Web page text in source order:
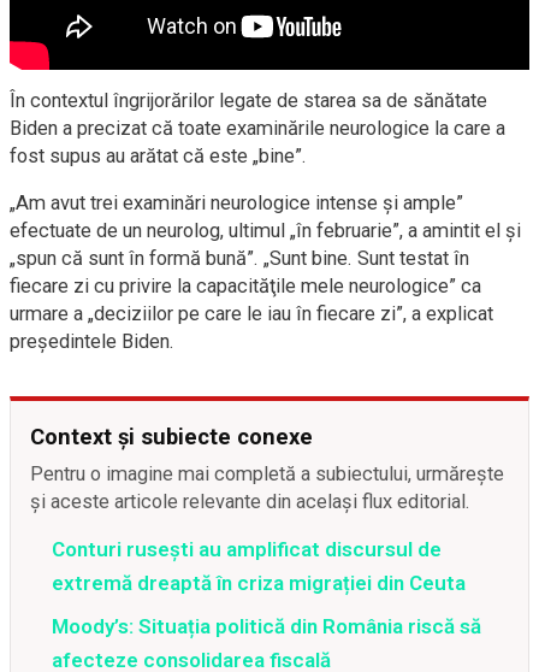
În contextul îngrijorărilor legate de starea sa de sănătate
Biden a precizat că toate examinările neurologice la care a
fost supus au arătat că este „bine”.
„Am avut trei examinări neurologice intense şi ample”
efectuate de un neurolog, ultimul „în februarie”, a amintit el şi
„spun că sunt în formă bună”. „Sunt bine. Sunt testat în
fiecare zi cu privire la capacităţile mele neurologice” ca
urmare a „deciziilor pe care le iau în fiecare zi”, a explicat
preşedintele Biden.
Context și subiecte conexe
Pentru o imagine mai completă a subiectului, urmărește
și aceste articole relevante din același flux editorial.
Conturi rusești au amplificat discursul de
extremă dreaptă în criza migrației din Ceuta
Moody’s: Situația politică din România riscă să
afecteze consolidarea fiscală